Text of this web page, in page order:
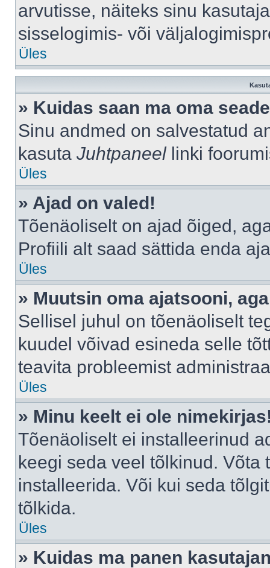
arvutisse, näiteks sinu
sisselogimis- või
Üles
» Kuidas saan ma oma
Sinu andmed on salvestatud
kasuta Juhtpaneellinki
Üles
» Ajad on valed!
Tõenäoliselt on ajad õiged,
Profiili alt saad sättida enda
Üles
» Muutsin oma ajatsooni,
Sellisel juhul on tõenäoliselt
kuudel võivad esineda selle
teavita probleemist
Üles
» Minu keelt ei ole
Tõenäoliselt ei installeerinud
keegi seda veel tõlkinud.
installeerida. Või kui seda
tõlkida.
Üles
» Kuidas ma panen